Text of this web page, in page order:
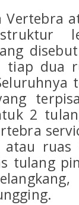
Vertebra
tiap dua
2
atau ruas
tulang